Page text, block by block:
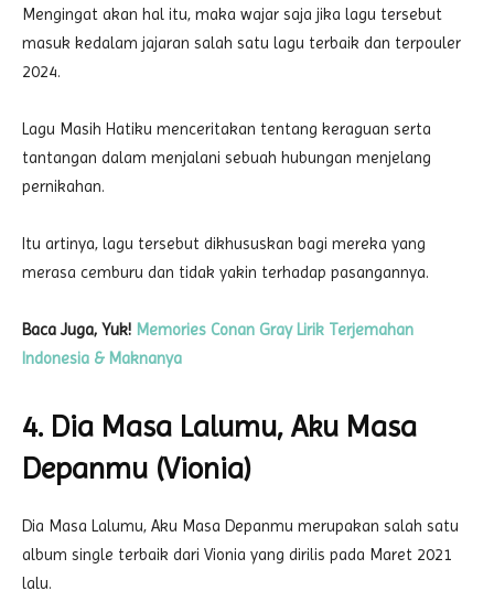
Mengingat akan hal itu, maka wajar saja jika lagu tersebut
masuk kedalam jajaran salah satu lagu terbaik dan terpouler
2024.
Lagu Masih Hatiku menceritakan tentang keraguan serta
tantangan dalam menjalani sebuah hubungan menjelang
pernikahan.
Itu artinya, lagu tersebut dikhususkan bagi mereka yang
merasa cemburu dan tidak yakin terhadap pasangannya.
Baca Juga, Yuk! Memories Conan Gray Lirik Terjemahan
Indonesia & Maknanya
4. Dia Masa Lalumu, Aku Masa
Depanmu (Vionia)
Dia Masa Lalumu, Aku Masa Depanmu merupakan salah satu
album single terbaik dari Vionia yang dirilis pada Maret 2021
lalu.